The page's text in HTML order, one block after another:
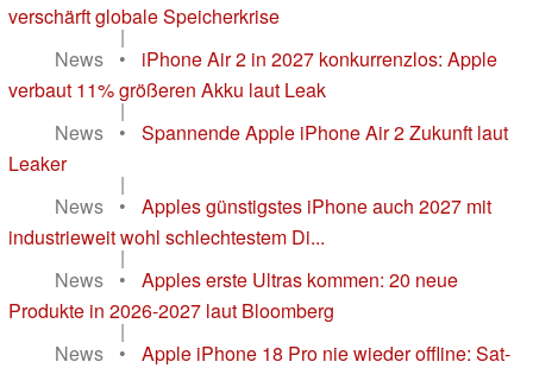
verschärft globale Speicherkrise
|
News
•
iPhone Air 2 in 2027 konkurrenzlos: Apple
verbaut 11% größeren Akku laut Leak
|
News
•
Spannende Apple iPhone Air 2 Zukunft laut
Leaker
|
News
•
Apples günstigstes iPhone auch 2027 mit
industrieweit wohl schlechtestem Di...
|
News
•
Apples erste Ultras kommen: 20 neue
Produkte in 2026-2027 laut Bloomberg
|
News
•
Apple iPhone 18 Pro nie wieder offline: Sat-